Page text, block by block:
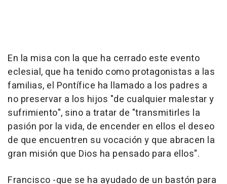
En la misa con la que ha cerrado este evento
eclesial, que ha tenido como protagonistas a las
familias, el Pontífice ha llamado a los padres a
no preservar a los hijos "de cualquier malestar y
sufrimiento", sino a tratar de "transmitirles la
pasión por la vida, de encender en ellos el deseo
de que encuentren su vocación y que abracen la
gran misión que Dios ha pensado para ellos".
Francisco -que se ha ayudado de un bastón para